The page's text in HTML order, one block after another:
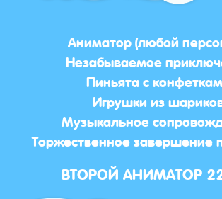
Аниматор (любой
Незабываемое
Пиньята с
Игрушки из
Музыкальное
Торжественное завершение
ВТОРОЙ АНИМАТОР